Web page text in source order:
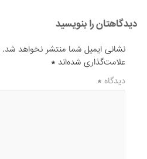
دیدگاهتان را بنویسید
نشانی ایمیل شما منتشر نخواهد شد.
علامت‌گذاری شده‌اند*
دیدگاه*